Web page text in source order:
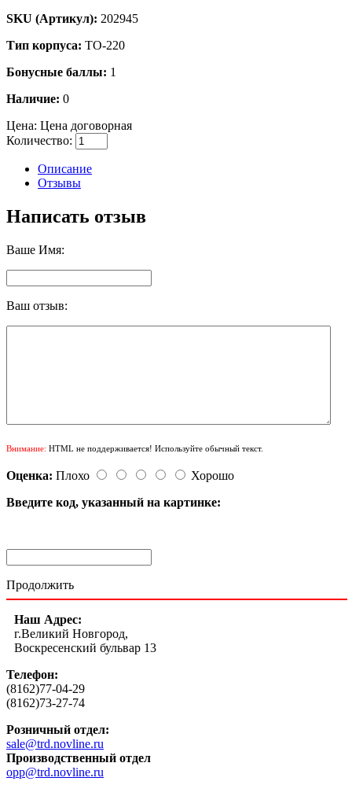
SKU (Артикул): 202945
Тип корпуса: TO-220
Бонусные баллы: 1
Наличие: 0
Цена: Цена договорная
Количество:
Описание
Отзывы
Написать отзыв
Ваше Имя:
Ваш отзыв:
Внимание: HTML не поддерживается! Используйте обычный текст.
Оценка: Плохо
Хорошо
Введите код, указанный на картинке:
Продолжить
Наш Адрес:
г.Великий Новгород,
Воскресенский бульвар 13
Телефон:
(8162)77-04-29
(8162)73-27-74
Розничный отдел:
sale@trd.novline.ru
Производственный отдел
opp@trd.novline.ru